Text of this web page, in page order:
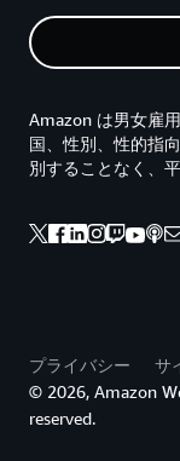
Amazon は男女雇
国、性別、性的指
別することなく、
プライバシー サ
© 2026, Amazon
reserved.